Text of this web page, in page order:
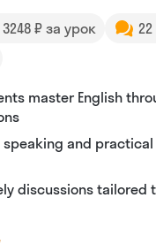
3248 ₽ за урок
master English
speaking and
discussions tailored